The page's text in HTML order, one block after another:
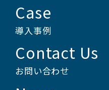
Case
導入事例
Contact Us
お問い合わせ